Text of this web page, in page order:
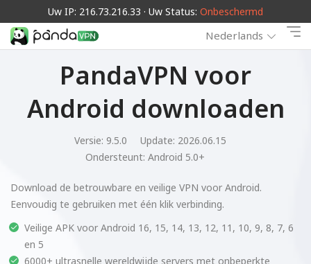
Uw IP: 216.73.216.33 · Uw Status: Onbeschermd
Nederlands
PandaVPN voor
Android downloaden
Versie: 9.5.0
Update: 2026.06.15
Ondersteunt: Android 5.0+
Download de betrouwbare en veilige VPN voor Android.
Eenvoudig te gebruiken met één klik verbinding.
Veilige APK voor Android 16, 15, 14, 13, 12, 11, 10, 9, 8, 7, 6
en 5
6000+ ultrasnelle wereldwijde servers met onbeperkte